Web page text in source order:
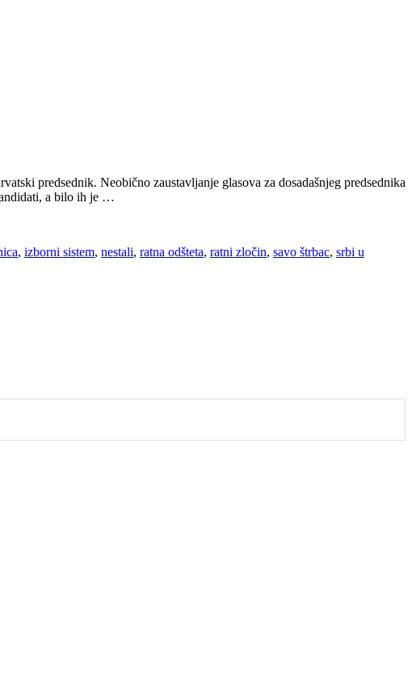
predsednik. Neobično zaustavljanje glasova za dosadašnjeg predsednika
a bilo ih je …
, izborni sistem, nestali, ratna odšteta, ratni zločin, savo štrbac, srbi u